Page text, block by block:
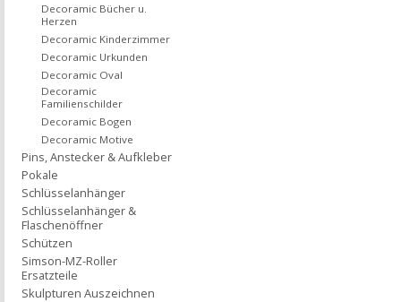
Decoramic Bücher u.
Herzen
Decoramic Kinderzimmer
Decoramic Urkunden
Decoramic Oval
Decoramic
Familienschilder
Decoramic Bogen
Decoramic Motive
Pins, Anstecker & Aufkleber
Pokale
Schlüsselanhänger
Schlüsselanhänger &
Flaschenöffner
Schützen
Simson-MZ-Roller
Ersatzteile
Skulpturen Auszeichnen